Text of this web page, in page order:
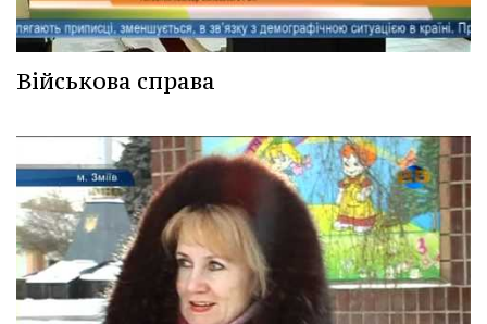
Військова справа